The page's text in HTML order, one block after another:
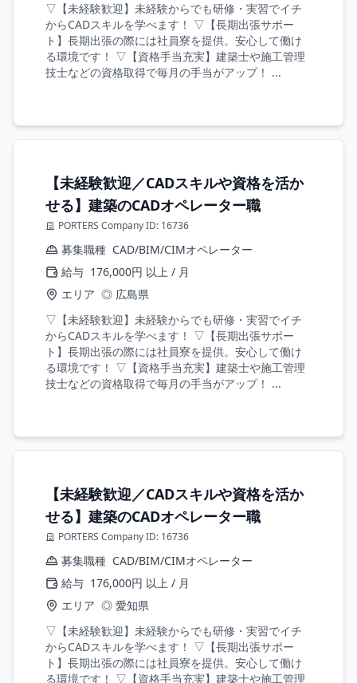
▽【未経験歓迎】未経験からでも研修・実習でイチ
からCADスキルを学べます！ ▽【長期出張サポー
ト】長期出張の際には社員寮を提供。安心して働け
る環境です！ ▽【資格手当充実】建築士や施工管理
技士などの資格取得で毎月の手当がアップ！ ...
【未経験歓迎／CADスキルや資格を活か
せる】建築のCADオペレーター職
PORTERS Company ID: 16736
募集職種 CAD/BIM/CIMオペレーター
給与 176,000円 以上 / 月
エリア ◎ 広島県
▽【未経験歓迎】未経験からでも研修・実習でイチ
からCADスキルを学べます！ ▽【長期出張サポー
ト】長期出張の際には社員寮を提供。安心して働け
る環境です！ ▽【資格手当充実】建築士や施工管理
技士などの資格取得で毎月の手当がアップ！ ...
【未経験歓迎／CADスキルや資格を活か
せる】建築のCADオペレーター職
PORTERS Company ID: 16736
募集職種 CAD/BIM/CIMオペレーター
給与 176,000円 以上 / 月
エリア ◎ 愛知県
▽【未経験歓迎】未経験からでも研修・実習でイチ
からCADスキルを学べます！ ▽【長期出張サポー
ト】長期出張の際には社員寮を提供。安心して働け
る環境です！ ▽【資格手当充実】建築士や施工管理